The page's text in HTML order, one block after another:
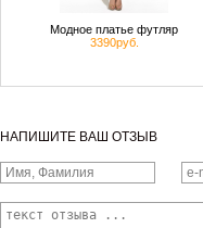
Модное платье футляр
3390руб.
НАПИШИТЕ ВАШ ОТЗЫВ